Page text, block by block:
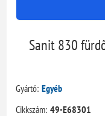
Sanit 830
Gyártó: Egyéb
Cikkszám: 49-E68301